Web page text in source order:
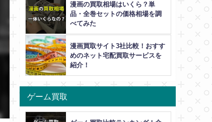
漫画の買取相場はいくら？単
品・全巻セットの価格相場を調
べてみた
漫画買取サイト3社比較！おすす
めのネット宅配買取サービスを
紹介！
ゲーム買取